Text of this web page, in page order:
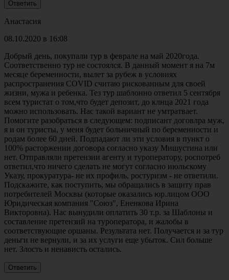
Анастасия
08.10.2020 в 16:08
Добрый день, покупали тур в феврале на май 2020года.
Соответственно тур не состоялся. В данный момент я на 7м
месяце беременности, вылет за рубеж в условиях
распространения COVID считаю рискованным для своей
жизни, мужа и ребенка. Тез тур шаблонно ответил 5 сентября
всем туристат о том,что будет депозит, до клнца 2021 года
можно использовать. Нас такой вариант не умтратвает.
Помогите разобраться в следующем: подписант договлра муж,
я и он туристы, у меня будет больничный по беременности и
родам более 60 дней. Подпадают ли эти условия в пункт о
100% расторжении договора согласно указу Мишустина или
нет. Отправляли претензии агенту и туроператору, роспотреб
ответил,что ничего сделать не могут согласно июльскому
Указу, прокуратура- не их профиль, ростуризм - не ответили.
Подскажите, как поступить, мы обращались в защиту прав
потребителей Москвы (которые оказались юр.лицом ООО
Юридическая компания "Союз", Ененкова Ирина
Викторовна). Нас вынудили оплатить 30 т.р. за Шаблоны и
составление претензий на туроператора, и жалобы в
соответствующие оршаны. Результата нет. Получается и за тур
деньги не вернули, и за их услуги еще убыток. Сил больше
нет. Злость и ненависть остались.